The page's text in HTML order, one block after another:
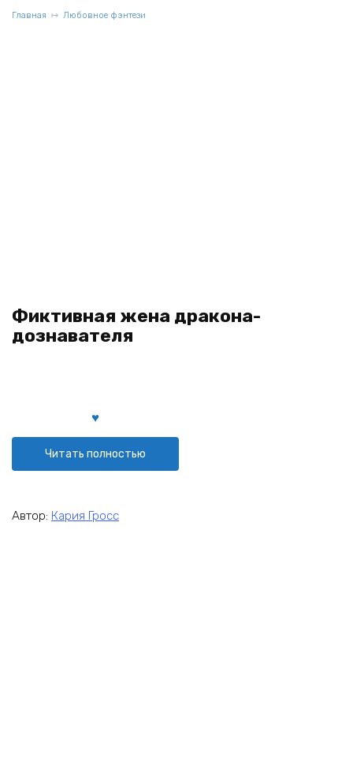
Главная Любовное фэнтези
Фиктивная жена дракона-
дознавателя
Читать полностью
Автор: Кария Гросс